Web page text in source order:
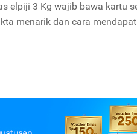
elpiji 3 Kg wajib bawa kartu
menarik dan cara